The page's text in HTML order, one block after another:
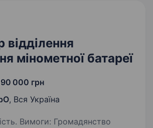
відділення
мінометної батареї
000 грн
, Вся Україна